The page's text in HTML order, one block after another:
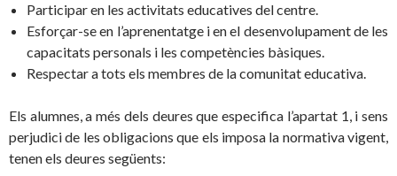
Participar en les activitats educatives del centre.
Esforçar-se en l’aprenentatge i en el desenvolupament de les
capacitats personals i les competències bàsiques.
Respectar a tots els membres de la comunitat educativa.
Els alumnes, a més dels deures que especifica l’apartat 1, i sens
perjudici de les obligacions que els imposa la normativa vigent,
tenen els deures següents: